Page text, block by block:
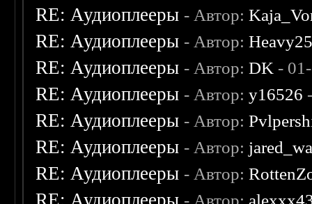
RE: Аудиоплееры - Автор:
RE: Аудиоплееры - Автор:
RE: Аудиоплееры - Автор:DK -
RE: Аудиоплееры - Автор:y16526
RE: Аудиоплееры - Автор:
RE: Аудиоплееры - Автор:
RE: Аудиоплееры - Автор:
- Автор: